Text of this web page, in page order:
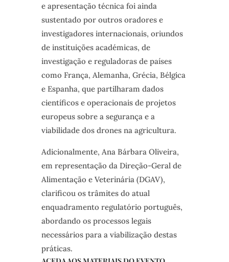
e apresentação técnica foi ainda
sustentado por outros oradores e
investigadores internacionais, oriundos
de instituições académicas, de
investigação e reguladoras de países
como França, Alemanha, Grécia, Bélgica
e Espanha, que partilharam dados
científicos e operacionais de projetos
europeus sobre a segurança e a
viabilidade dos drones na agricultura.
Adicionalmente, Ana Bárbara Oliveira,
em representação da Direção-Geral de
Alimentação e Veterinária (DGAV),
clarificou os trâmites do atual
enquadramento regulatório português,
abordando os processos legais
necessários para a viabilização destas
práticas.